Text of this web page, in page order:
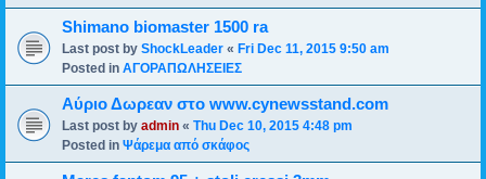
Shimano biomaster 1500 ra
Last post by ShockLeader « Fri Dec 11, 2015 9:50 am
Posted in ΑΓΟΡΑΠΩΛΗΣΕΙΕΣ
Αύριο Δωρεαν στο www.cynewsstand.com
Last post by admin « Thu Dec 10, 2015 4:48 pm
Posted in Ψάρεμα από σκάφος